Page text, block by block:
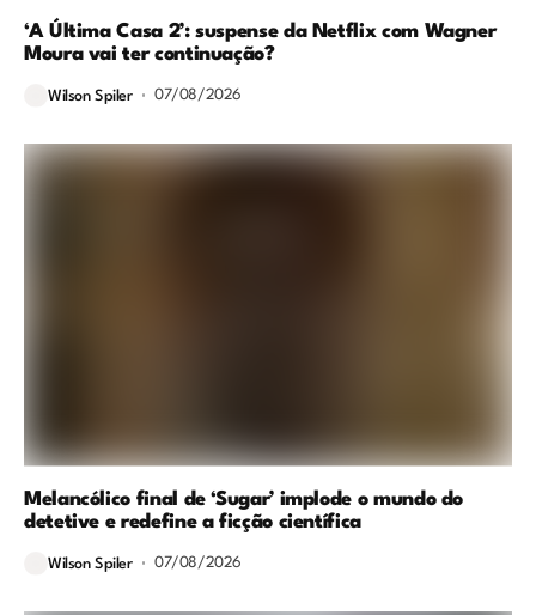
‘A Última Casa 2’: suspense da Netflix com Wagner
Moura vai ter continuação?
Wilson Spiler 07/08/2026
Melancólico final de ‘Sugar’ implode o mundo do
detetive e redefine a ficção científica
Wilson Spiler 07/08/2026